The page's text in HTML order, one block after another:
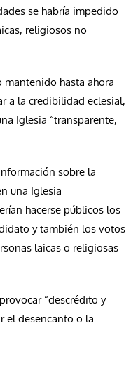
se habría impedido
religiosos no
mantenido hasta ahora
a la credibilidad eclesial,
Iglesia “transparente,
sobre la
una Iglesia
hacerse públicos los
y también los votos
laicas o religiosas
“descrédito y
el desencanto o la